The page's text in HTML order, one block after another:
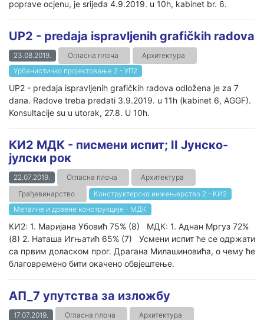
poprave ocjenu, je srijeda 4.9.2019. u 10h, kabinet br. 6.
UP2 - predaja ispravljenih grafičkih radova
23.08.2019. Огласна плоча
Архитектура
Урбанистичко пројектовање 2 - УП2
UP2 - predaja ispravljenih grafičkih radova odložena je za 7
dana. Radove treba predati 3.9.2019. u 11h (kabinet 6, AGGF).
Konsultacije su u utorak, 27.8. U 10h.
КИ2 МДК - писмени испит; II Јунско-
јулски рок
22.07.2019. Огласна плоча
Архитектура
Грађевинарство
Конструктерско инжењерство 2 - КИ2
Металне и дрвене конструкције - МДК
КИ2: 1. Маријана Убовић 75% (8) МДК: 1. Аднан Мргуз 72%
(8) 2. Наташа Игњатић 65% (7) Усмени испит ће се одржати
са првим доласком прог. Драгана Милашиновића, о чему ће
благовремено бити окачено обвјештење.
АП_7 упутства за изложбу
17.07.2019. Огласна плоча
Архитектура